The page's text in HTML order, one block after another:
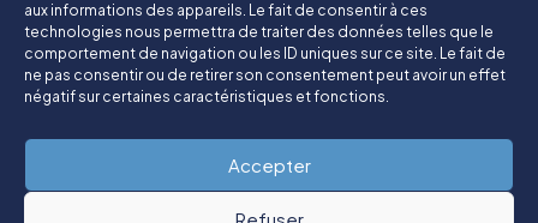
aux informations des appareils. Le fait de consentir à ces
technologies nous permettra de traiter des données telles que le
comportement de navigation ou les ID uniques sur ce site. Le fait de
ne pas consentir ou de retirer son consentement peut avoir un effet
négatif sur certaines caractéristiques et fonctions.
Accepter
Refuser
Un groupe tourné vers ses collaborateurs, ses clients et son térritoire
© Groupe Tolede 2025
Mentions légales Politique de confidentialité